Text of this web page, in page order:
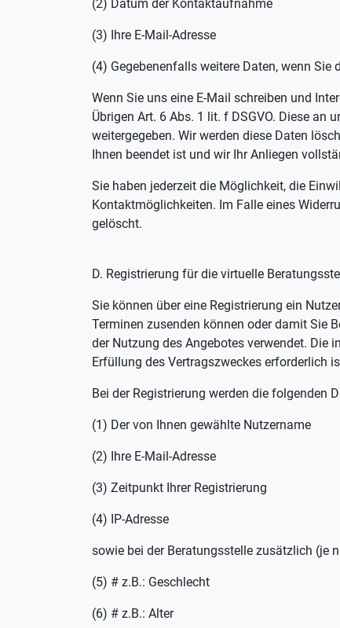
(2) Datum der Kontaktaufnahme
(3) Ihre E-Mail-Adresse
(4) Gegebenenfalls weitere Daten, wenn Sie
Wenn Sie uns eine E-Mail schreiben und
Übrigen Art. 6 Abs. 1 lit. f DSGVO. Diese
weitergegeben. Wir werden diese Daten
Ihnen beendet ist und wir Ihr Anliegen
Sie haben jederzeit die Möglichkeit, die
Kontaktmöglichkeiten. Im Falle eines
gelöscht.
D. Registrierung für die virtuelle
Sie können über eine Registrierung ein
Terminen zusenden können oder damit Sie
der Nutzung des Angebotes verwendet. Die
Erfüllung des Vertragszweckes erforderlich
Bei der Registrierung werden die folgenden
(1) Der von Ihnen gewählte Nutzername
(2) Ihre E-Mail-Adresse
(3) Zeitpunkt Ihrer Registrierung
(4) IP-Adresse
sowie bei der Beratungsstelle zusätzlich (je
(5) # z.B.: Geschlecht
(6) # z.B.: Alter